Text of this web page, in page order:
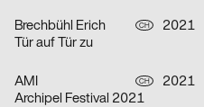
Brechbühl Erich CH
2021
Tür auf Tür zu
AMI CH
2021
Archipel Festival 2021